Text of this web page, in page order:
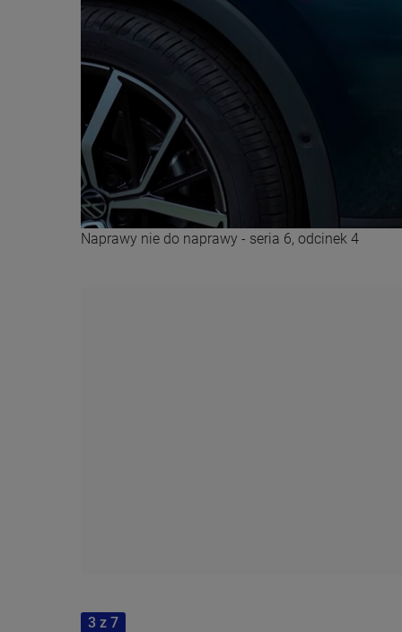
Naprawy nie do naprawy - seria 6, odcinek 4
3 z 7